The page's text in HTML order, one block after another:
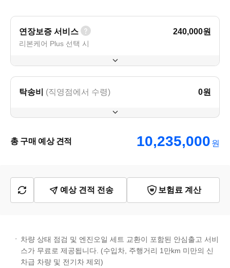
연장보증 서비스 240,000원
리본케어 Plus 선택 시
탁송비 (직영점에서 수령) 0원
총 구매 예상 견적 10,235,000 원
예상 견적 전송 보험료 계산
차량 상태 점검 및 엔진오일 세트 교환이 포함된 안심출고 서비
스가 무료로 제공됩니다. (수입차, 주행거리 1만km 미만의 신
차급 차량 및 전기차 제외)